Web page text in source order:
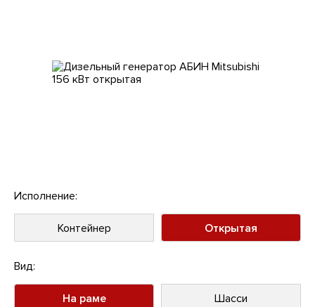
Исполнение:
Контейнер Открытая
Вид:
На раме Шасси